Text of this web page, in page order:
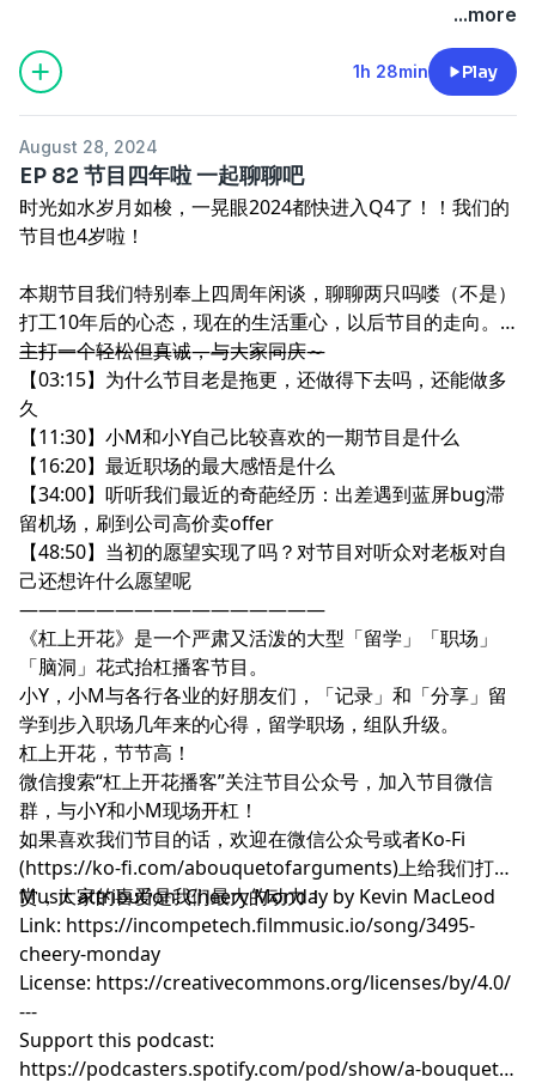
...more
1h 28min Play
August 28, 2024
EP 82 节目四年啦 一起聊聊吧
时光如水岁月如梭，一晃眼2024都快进入Q4了！！我们的
节目也4岁啦！
本期节目我们特别奉上四周年闲谈，聊聊两只吗喽（不是）
打工10年后的心态，现在的生活重心，以后节目的走向。
主打一个轻松但真诚，与大家同庆～
————————————————
【03:15】为什么节目老是拖更，还做得下去吗，还能做多
久
【11:30】小M和小Y自己比较喜欢的一期节目是什么
【16:20】最近职场的最大感悟是什么
【34:00】听听我们最近的奇葩经历：出差遇到蓝屏bug滞
留机场，刷到公司高价卖offer
【48:50】当初的愿望实现了吗？对节目对听众对老板对自
己还想许什么愿望呢
————————————————
《杠上开花》是一个严肃又活泼的大型「留学」「职场」
「脑洞」花式抬杠播客节目。
小Y，小M与各行各业的好朋友们，「记录」和「分享」留
学到步入职场几年来的心得，留学职场，组队升级。
杠上开花，节节高！
微信搜索“杠上开花播客”关注节目公众号，加入节目微信
群，与小Y和小M现场开杠！
如果喜欢我们节目的话，欢迎在微信公众号或者Ko-Fi
(https://ko-fi.com/abouquetofarguments)上给我们打
赏，大家的喜爱是我们最大的动力！
Music attribution: Cheery Monday by Kevin MacLeod
Link: https://incompetech.filmmusic.io/song/3495-
cheery-monday
License: https://creativecommons.org/licenses/by/4.0/
---
Support this podcast:
https://podcasters.spotify.com/pod/show/a-bouquet-